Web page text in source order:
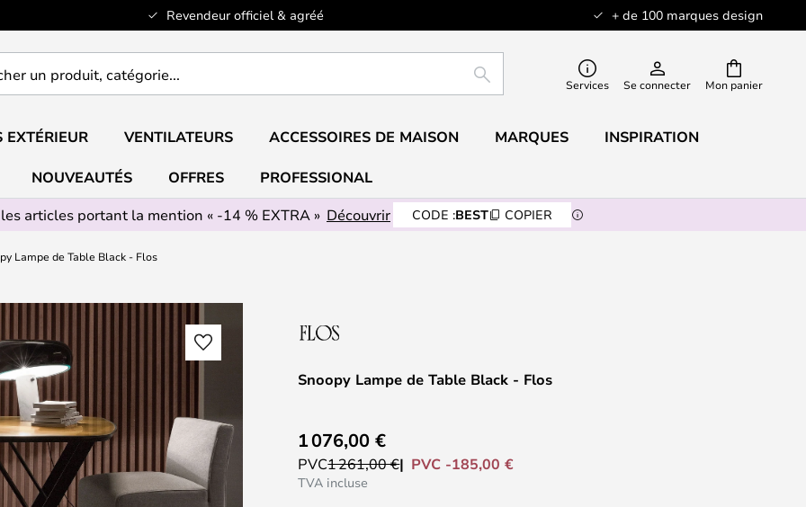
Revendeur officiel & agréé + de 100 marques design
Mon panier
RECHERCHERServices Se connecter
EXTÉRIEUR VENTILATEURS ACCESSOIRES DE MAISON MARQUES INSPIRATION
NOUVEAUTÉS OFFRES
PROFESSIONAL
articles portant la mention « -14 % EXTRA » Découvrir CODE :BEST COPIER
Lampe de Table Black - Flos
Snoopy Lampe de Table Black - Flos
1 076,00 €
PVC1 261,00 € PVC -185,00 €
TVA incluse